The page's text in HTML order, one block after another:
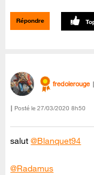
Répondre
fredolerouge
Posté le ‎27/03/2020 8h50
salut@Blanquet94
@Radamus